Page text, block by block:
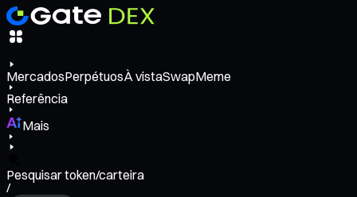
MercadosPerpétuosÀ vistaSwapMeme
Referência
Mais
Pesquisar token/carteira
/